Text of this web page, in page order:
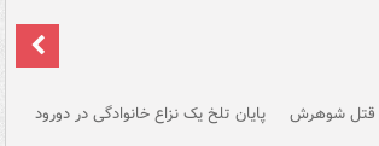
قتل شوهرش پایان تلخ یک نزاع خانوادگی در دورود